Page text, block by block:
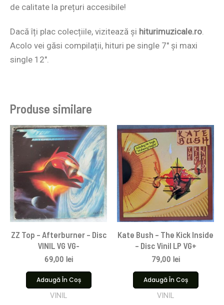
de calitate la prețuri accesibile!
Dacă îți plac colecțiile, vizitează și hiturimuzicale.ro
Acolo vei găsi compilații, hituri pe single 7″ și maxi
single 12″.
Produse similare
ZZ Top – Afterburner – Disc
VINIL VG VG-
69,00 lei
Adaugă În Coș
VINIL
Kate Bush – The Kick Inside
– Disc Vinil LP VG+
79,00 lei
Adaugă În Coș
VINIL